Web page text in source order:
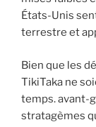
États-Unis
terrestre et
Bien que les
TikiTaka ne
temps. avant-
stratagèmes